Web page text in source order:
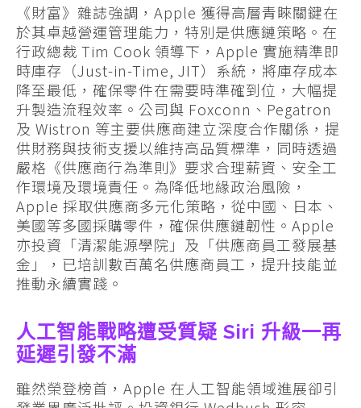
《財富》雜誌強調，Apple 獲得高層青睞關鍵在
於其卓越營運管理能力，特別是供應鏈策略。在
行政總裁 Tim Cook 領導下，Apple 實施精準即
時庫存（Just-in-Time, JIT）系統，將庫存成本
降至最低，確保零件在需要時準確到位，大幅提
升製造流程效率。公司與 Foxconn、Pegatron
及 Wistron 等主要供應商建立深度合作關係，提
供財務與技術支援以維持高品質標準，同時透過
嚴格《供應商行為準則》要求合理薪資、安全工
作環境及環境責任。為降低地緣政治風險，
Apple 採取供應商多元化策略，從中國、日本、
美國等多國採購零件，確保供應鏈韌性。Apple
亦投資「清潔能源學院」及「供應商員工發展基
金」，已培訓數百萬名供應商員工，提升技能並
推動永續實踐。
人工智能戰略遭受質疑 Siri 升級一再
延遲引發不滿
雖然榮登榜首，Apple 在人工智能領域進展卻引